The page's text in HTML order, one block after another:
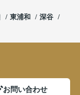
東浦和
深谷
お問い合わせ